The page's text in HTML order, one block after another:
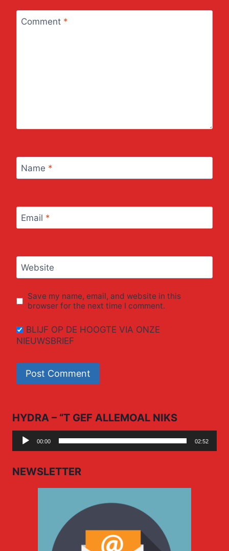
Comment *
Name *
Email *
Website
Save my name, email, and website in this
browser for the next time I comment.
BLIJF OP DE HOOGTE VIA ONZE
NIEUWSBRIEF
HYDRA – “T GEF ALLEMOAL NIKS
Audio
Player
00:00 02:52
NEWSLETTER